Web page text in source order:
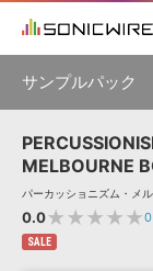
ソフト音源 »
プラグイン・エ
キャンペーン »
初音ミク NT
KAITO V3
VIENNA
EZ
サンプルパック
製品一覧
ジャンル
MELBOURNE
パーカッショニズム・メ
0.0★★★★★0
SALE